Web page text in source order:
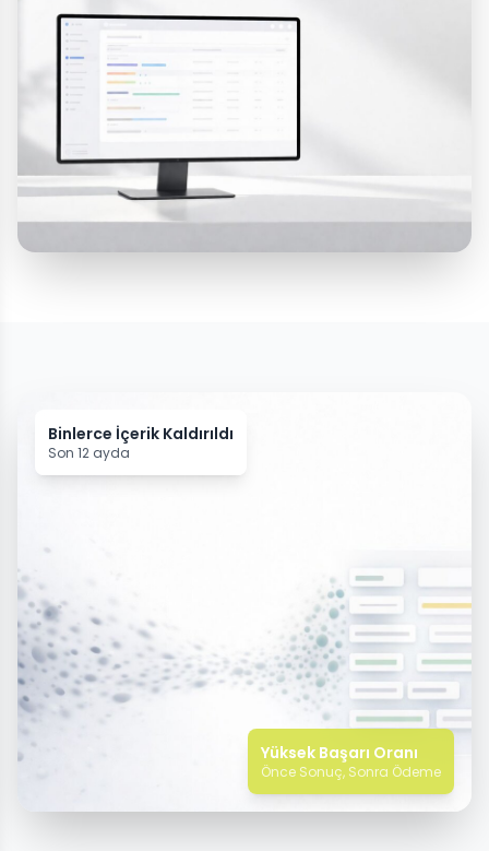
Binlerce İçerik Kaldırıldı
Son 12 ayda
Yüksek Başarı Oranı
Önce Sonuç, Sonra Ödeme